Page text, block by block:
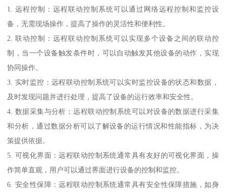
1. 远程控制：远程联动控制系统可以通过网络远程控制和监控设
备，无需现场操作，提高了操作的灵活性和便利性。
2. 联动控制：远程联动控制系统可以实现多个设备之间的联动控
制，当一个设备触发条件时，可以自动触发其他设备的动作，实现
协同操作。
3. 实时监控：远程联动控制系统可以实时监控设备的状态和数据，
及时发现问题并进行处理，提高了设备的运行效率和安全性。
4. 数据采集与分析：远程联动控制系统可以对设备的数据进行采集
和分析，通过数据分析可以了解设备的运行情况和性能指标，为决
策提供依据。
5. 可视化界面：远程联动控制系统通常具有友好的可视化界面，操
作简单直观，用户可以通过界面进行设备的控制和监控。
6. 安全性保障：远程联动控制系统通常具有安全性保障措施，如身